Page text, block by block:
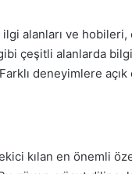
alanları ve
çeşitli alanlarda
deneyimlere
kılan en önemli